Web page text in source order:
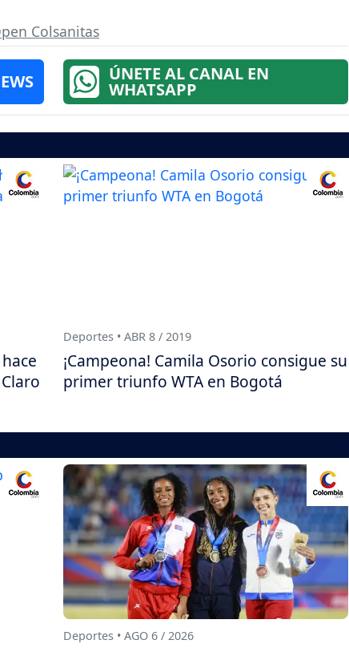
Colsanitas
ÚNETE AL CANAL EN
WHATSAPP
Deportes • ABR 8 / 2019
¡Campeona! Camila Osorio consigue su
primer triunfo WTA en Bogotá
Deportes • AGO 6 / 2026